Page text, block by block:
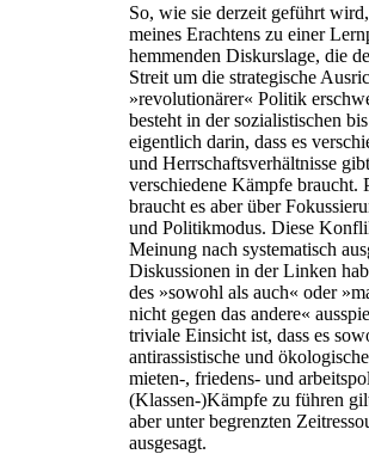
So, wie sie derzeit geführt
meines Erachtens zu einer
hemmenden Diskurslage, die
Streit um die strategische
»revolutionärer« Politik
besteht in der sozialistischen
eigentlich darin, dass es
und Herrschaftsverhältnisse
verschiedene Kämpfe
braucht es aber über
und Politikmodus. Diese
Meinung nach systematisch
Diskussionen in der Linken
des »sowohl als auch« oder
nicht gegen das andere«
triviale Einsicht ist, dass es
antirassistische und
mieten-, friedens- und
(Klassen-)Kämpfe zu führen
aber unter begrenzten
ausgesagt.